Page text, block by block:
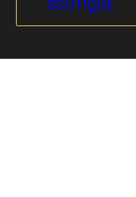
BOUTIQUE
Réservation